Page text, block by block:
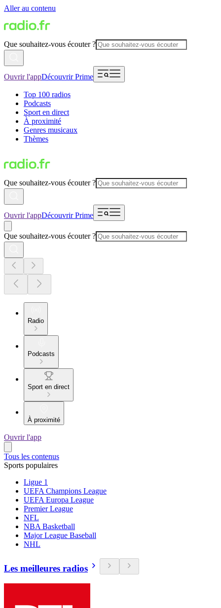
Aller au contenu
Que souhaitez-vous écouter ?
Ouvrir l'appDécouvrir Prime
Top 100 radios
Podcasts
Sport en direct
À proximité
Genres musicaux
Thèmes
Que souhaitez-vous écouter ?
Ouvrir l'appDécouvrir Prime
Que souhaitez-vous écouter ?
Radio
Podcasts
Sport en direct
À proximité
Ouvrir l'app
Tous les contenus
Sports populaires
Ligue 1
UEFA Champions League
UEFA Europa League
Premier League
NFL
NBA Basketball
Major League Baseball
NHL
Les meilleures radios